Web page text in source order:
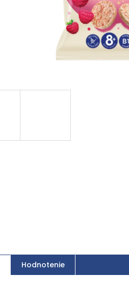
Hodnotenie